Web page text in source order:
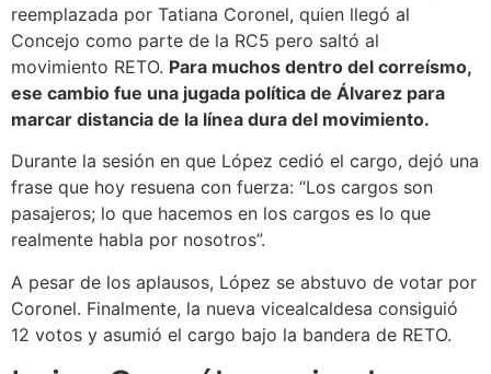
reemplazada por Tatiana Coronel, quien llegó al
Concejo como parte de la RC5 pero saltó al
movimiento RETO. Para muchos dentro del correísmo,
ese cambio fue una jugada política de Álvarez para
marcar distancia de la línea dura del movimiento.
Durante la sesión en que López cedió el cargo, dejó una
frase que hoy resuena con fuerza: “Los cargos son
pasajeros; lo que hacemos en los cargos es lo que
realmente habla por nosotros”.
A pesar de los aplausos, López se abstuvo de votar por
Coronel. Finalmente, la nueva vicealcaldesa consiguió
12 votos y asumió el cargo bajo la bandera de RETO.